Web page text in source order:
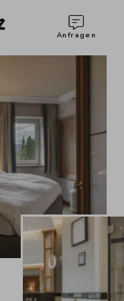
Anfragen